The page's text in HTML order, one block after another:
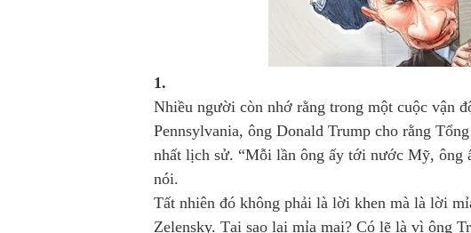
1.
Nhiều người còn nhớ rằng trong một cuộc vận
Pennsylvania, ông Donald Trump cho rằng
nhất lịch sử. “Mỗi lần ông ấy tới nước Mỹ, ông
nói.
Tất nhiên đó không phải là lời khen mà là lời
Zelensky. Tại sao lại mỉa mai? Có lẽ là vì ông